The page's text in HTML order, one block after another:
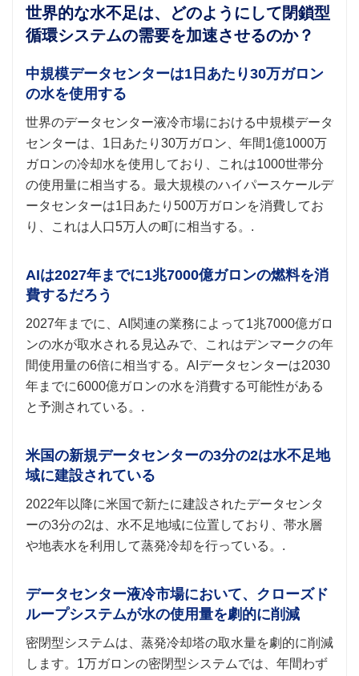
世界的な水不足は、どのようにして閉鎖型
循環システムの需要を加速させるのか？
中規模データセンターは1日あたり30万ガロン
の水を使用する
世界のデータセンター液冷市場における中規模データ
センターは、1日あたり30万ガロン、年間1億1000万
ガロンの冷却水を使用しており、これは1000世帯分
の使用量に相当する。最大規模のハイパースケールデ
ータセンターは1日あたり500万ガロンを消費してお
り、これは人口5万人の町に相当する。.
AIは2027年までに1兆7000億ガロンの燃料を消
費するだろう
2027年までに、AI関連の業務によって1兆7000億ガロ
ンの水が取水される見込みで、これはデンマークの年
間使用量の6倍に相当する。AIデータセンターは2030
年までに6000億ガロンの水を消費する可能性がある
と予測されている。.
米国の新規データセンターの3分の2は水不足地
域に建設されている
2022年以降に米国で新たに建設されたデータセンタ
ーの3分の2は、水不足地域に位置しており、帯水層
や地表水を利用して蒸発冷却を行っている。.
データセンター液冷市場において、クローズド
ループシステムが水の使用量を劇的に削減
密閉型システムは、蒸発冷却塔の取水量を劇的に削減
します。1万ガロンの密閉型システムでは、年間わず